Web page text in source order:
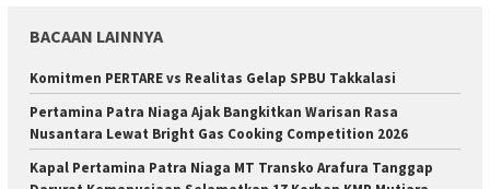
BACAAN LAINNYA
Komitmen PERTARE vs Realitas Gelap SPBU Takkalasi
Pertamina Patra Niaga Ajak Bangkitkan Warisan Rasa
Nusantara Lewat Bright Gas Cooking Competition 2026
Kapal Pertamina Patra Niaga MT Transko Arafura Tanggap